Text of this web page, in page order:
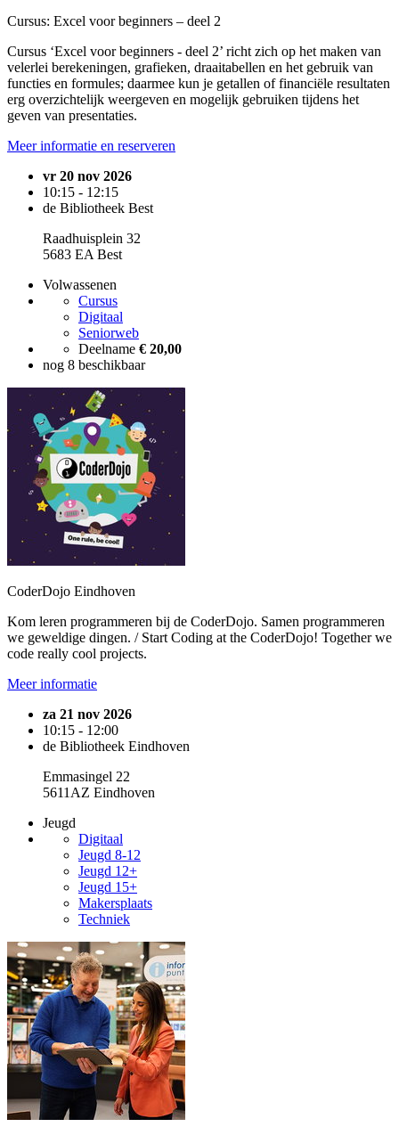
Cursus: Excel voor beginners – deel 2
Cursus ‘Excel voor beginners - deel 2’ richt zich op het maken van
velerlei berekeningen, grafieken, draaitabellen en het gebruik van
functies en formules; daarmee kun je getallen of financiële resultaten
erg overzichtelijk weergeven en mogelijk gebruiken tijdens het
geven van presentaties.
Meer informatie en reserveren
vr 20 nov 2026
10:15 - 12:15
de Bibliotheek Best
Raadhuisplein 32
5683 EA Best
Volwassenen
Cursus
Digitaal
Seniorweb
Deelname € 20,00
nog 8 beschikbaar
CoderDojo Eindhoven
Kom leren programmeren bij de CoderDojo. Samen programmeren
we geweldige dingen. / Start Coding at the CoderDojo! Together we
code really cool projects.
Meer informatie
za 21 nov 2026
10:15 - 12:00
de Bibliotheek Eindhoven
Emmasingel 22
5611AZ Eindhoven
Jeugd
Digitaal
Jeugd 8-12
Jeugd 12+
Jeugd 15+
Makersplaats
Techniek